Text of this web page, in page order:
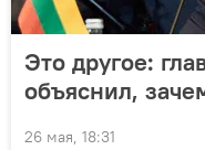
Это другое:
объяснил,
26 мая, 18:31